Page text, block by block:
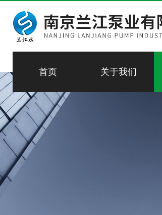
首页 关于我们